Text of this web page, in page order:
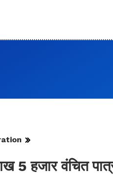
5 हजार वंचित